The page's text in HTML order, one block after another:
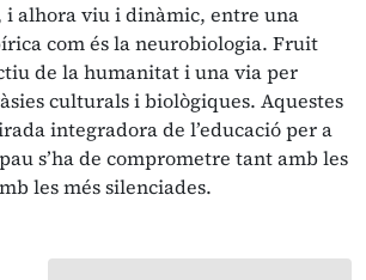
alhora viu i dinàmic, entre una
com és la neurobiologia. Fruit
de la humanitat i una via per
culturals i biològiques. Aquestes
integradora de l’educació per a
s’ha de comprometre tant amb les
les més silenciades.